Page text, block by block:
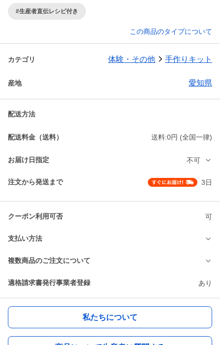
#生産者直伝レシピ付き
この商品のタイプについて
カテゴリ 体験・その他 手作りキット
産地 愛知県
配送方法
配送料金（送料） 送料:0円 (全国一律)
お届け日指定 不可
注文から発送まで 3日
クーポン利用可否 可
支払い方法
複数商品のご注文について
適格請求書発行事業者登録 あり
私たちについて